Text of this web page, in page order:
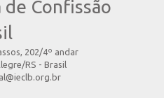
de Confissão
202/4º andar
RS - Brasil